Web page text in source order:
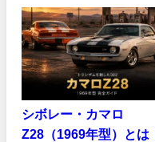
古相場・GT7での乗り
シボレー・カマロ
Z28（1969年型）とは｜